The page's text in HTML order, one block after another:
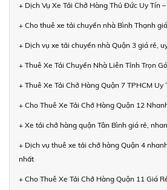
+ Dịch Vụ Xe Tải Chở Hàng Thủ Đức Uy Tín
+ Cho thuê xe tải chuyển nhà Bình Thạnh
+ Dịch vụ xe tải chuyển nhà Quận 3 giá rẻ,
+ Thuê Xe Tải Chuyển Nhà Liên Tỉnh Trọn
+ Thuê Xe Tải Chở Hàng Quận 7 TPHCM Uy
+ Cho Thuê Xe Tải Chở Hàng Quận 12
+ Xe tải chở hàng quận Tân Bình giá rẻ,
+ Dịch vụ thuê xe tải chở hàng Quận 4
nhất
+ Cho Thuê Xe Tải Chở Hàng Quận 11 Giá